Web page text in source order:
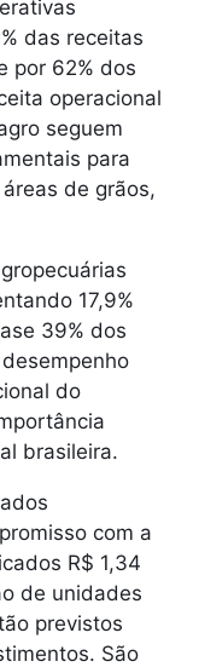
das receitas
por 62% dos
operacional
seguem
para
de grãos,
17,9%
39% dos
do
brasileira.
com a
R$ 1,34
de unidades
previstos
São